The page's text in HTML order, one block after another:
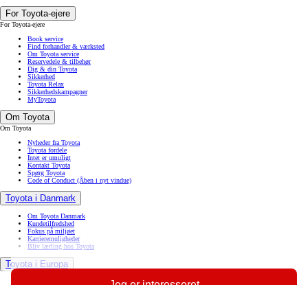
For Toyota-ejere
For Toyota-ejere
Book service
Find forhandler & værksted
Om Toyota service
Reservedele & tilbehør
Dig & din Toyota
Sikkerhed
Toyota Relax
Sikkerhedskampagner
MyToyota
Om Toyota
Om Toyota
Nyheder fra Toyota
Toyota fordele
Intet er umuligt
Kontakt Toyota
Spørg Toyota
Code of Conduct (Åben i nyt vindue)
Toyota i Danmark
Om Toyota Danmark
Kundetilfredshed
Fokus på miljøet
Karrieremuligheder
Bliv lærling hos Toyota
Toyota i Europa